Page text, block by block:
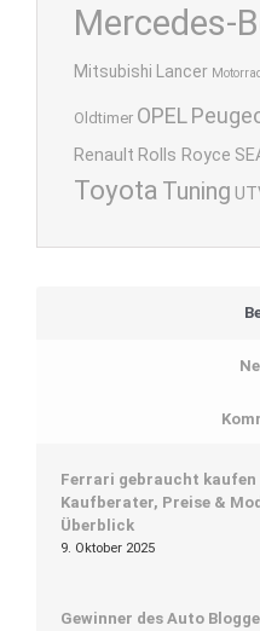
Mercedes-
Mitsubishi Lancer
Oldtimer OPEL
Renault Rolls Royce
Toyota Tuning
Ferrari gebraucht kaufen
Kaufberater, Preise &
Überblick
9. Oktober 2025
Gewinner des Auto